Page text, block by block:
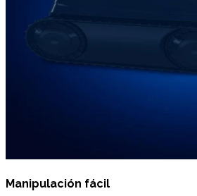
Manipulación fácil